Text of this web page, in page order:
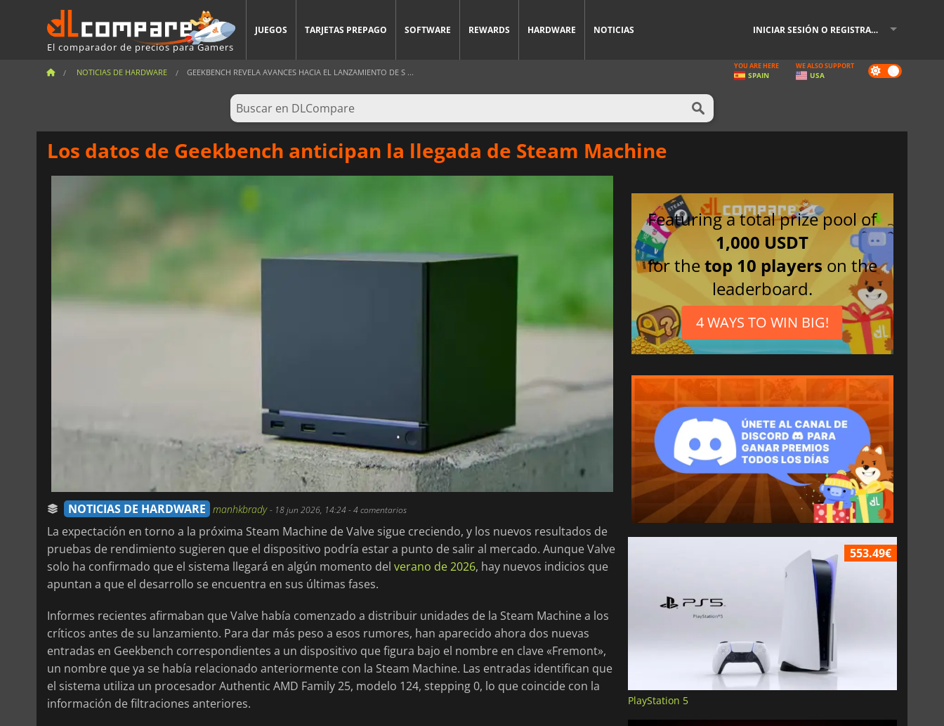
El comparador de precios para Gamers
JUEGOS TARJETAS PREPAGO SOFTWARE REWARDS HARDWARE NOTICIAS INICIAR SESIÓN O REGISTRARSE
NOTICIAS DE HARDWARE GEEKBENCH REVELA AVANCES HACIA EL LANZAMIENTO DE S ... Dark
mode
YOU ARE HERE
SPAIN
WE ALSO SUPPORT
USA
Los datos de Geekbench anticipan la llegada de Steam Machine
NOTICIAS DE HARDWARE manhkbrady- 18 jun 2026, 14:24- 4 comentarios
La expectación en torno a la próxima Steam Machine de Valve sigue creciendo, y los nuevos resultados de
pruebas de rendimiento sugieren que el dispositivo podría estar a punto de salir al mercado. Aunque Valve
solo ha confirmado que el sistema llegará en algún momento del verano de 2026, hay nuevos indicios que
apuntan a que el desarrollo se encuentra en sus últimas fases.
Informes recientes afirmaban que Valve había comenzado a distribuir unidades de la Steam Machine a los
críticos antes de su lanzamiento. Para dar más peso a esos rumores, han aparecido ahora dos nuevas
entradas en Geekbench correspondientes a un dispositivo que figura bajo el nombre en clave «Fremont»,
un nombre que ya se había relacionado anteriormente con la Steam Machine. Las entradas identifican que
el sistema utiliza un procesador Authentic AMD Family 25, modelo 124, stepping 0, lo que coincide con la
información de filtraciones anteriores.
Featuring a total prize pool of
1,000 USDT
for thetop 10 players on the
leaderboard.
4 WAYS TO WIN BIG!
553.49€
PlayStation 5